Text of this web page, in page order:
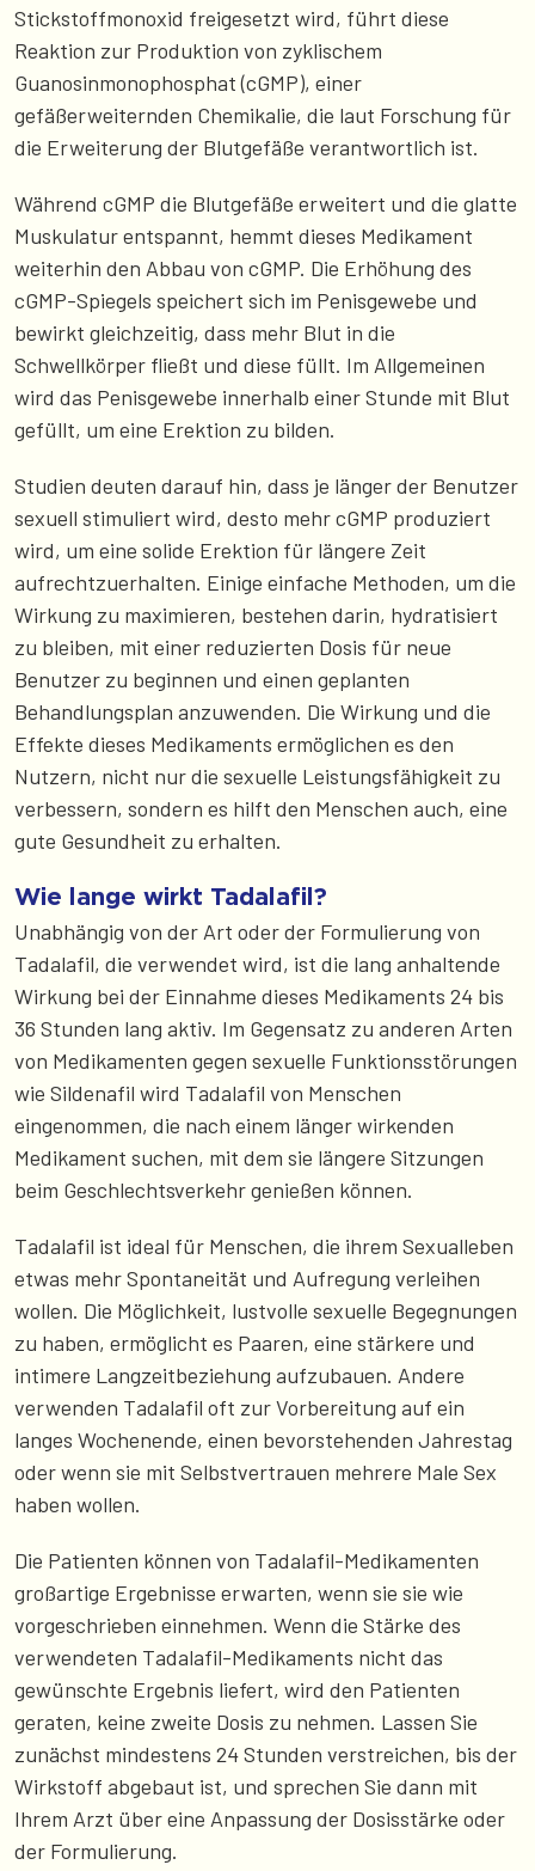
Stickstoffmonoxid freigesetzt wird, führt diese
Reaktion zur Produktion von zyklischem
Guanosinmonophosphat (cGMP), einer
gefäßerweiternden Chemikalie, die laut Forschung für
die Erweiterung der Blutgefäße verantwortlich ist.
Während cGMP die Blutgefäße erweitert und die glatte
Muskulatur entspannt, hemmt dieses Medikament
weiterhin den Abbau von cGMP. Die Erhöhung des
cGMP-Spiegels speichert sich im Penisgewebe und
bewirkt gleichzeitig, dass mehr Blut in die
Schwellkörper fließt und diese füllt. Im Allgemeinen
wird das Penisgewebe innerhalb einer Stunde mit Blut
gefüllt, um eine Erektion zu bilden.
Studien deuten darauf hin, dass je länger der Benutzer
sexuell stimuliert wird, desto mehr cGMP produziert
wird, um eine solide Erektion für längere Zeit
aufrechtzuerhalten. Einige einfache Methoden, um die
Wirkung zu maximieren, bestehen darin, hydratisiert
zu bleiben, mit einer reduzierten Dosis für neue
Benutzer zu beginnen und einen geplanten
Behandlungsplan anzuwenden. Die Wirkung und die
Effekte dieses Medikaments ermöglichen es den
Nutzern, nicht nur die sexuelle Leistungsfähigkeit zu
verbessern, sondern es hilft den Menschen auch, eine
gute Gesundheit zu erhalten.
Wie lange wirkt Tadalafil?
Unabhängig von der Art oder der Formulierung von
Tadalafil, die verwendet wird, ist die lang anhaltende
Wirkung bei der Einnahme dieses Medikaments 24 bis
36 Stunden lang aktiv. Im Gegensatz zu anderen Arten
von Medikamenten gegen sexuelle Funktionsstörungen
wie Sildenafil wird Tadalafil von Menschen
eingenommen, die nach einem länger wirkenden
Medikament suchen, mit dem sie längere Sitzungen
beim Geschlechtsverkehr genießen können.
Tadalafil ist ideal für Menschen, die ihrem Sexualleben
etwas mehr Spontaneität und Aufregung verleihen
wollen. Die Möglichkeit, lustvolle sexuelle Begegnungen
zu haben, ermöglicht es Paaren, eine stärkere und
intimere Langzeitbeziehung aufzubauen. Andere
verwenden Tadalafil oft zur Vorbereitung auf ein
langes Wochenende, einen bevorstehenden Jahrestag
oder wenn sie mit Selbstvertrauen mehrere Male Sex
haben wollen.
Die Patienten können von Tadalafil-Medikamenten
großartige Ergebnisse erwarten, wenn sie sie wie
vorgeschrieben einnehmen. Wenn die Stärke des
verwendeten Tadalafil-Medikaments nicht das
gewünschte Ergebnis liefert, wird den Patienten
geraten, keine zweite Dosis zu nehmen. Lassen Sie
zunächst mindestens 24 Stunden verstreichen, bis der
Wirkstoff abgebaut ist, und sprechen Sie dann mit
Ihrem Arzt über eine Anpassung der Dosisstärke oder
der Formulierung.